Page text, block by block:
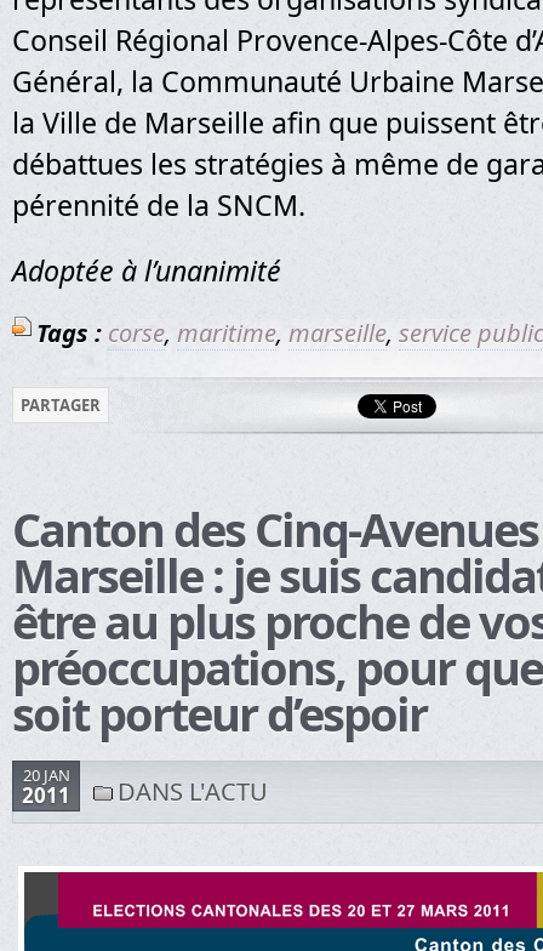
Conseil Régional Provence-Alpes-Côte
Général, la Communauté Urbaine
la Ville de Marseille afin que puissent
débattues les stratégies à même de
pérennité de la SNCM.
Adoptée à l’unanimité
Tags : corse, maritime, marseille, service public
PARTAGER
Canton des Cinq-
Marseille : je suis
être au plus proche de
préoccupations, pour
soit porteur d’espoir
20 JAN
2011 DANS L'ACTU